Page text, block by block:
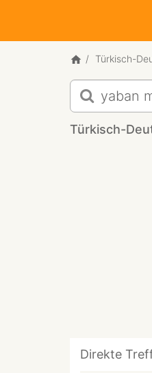
Türkisch-
Türkisch-
Deutsch
für
Türkisch-
Direkte